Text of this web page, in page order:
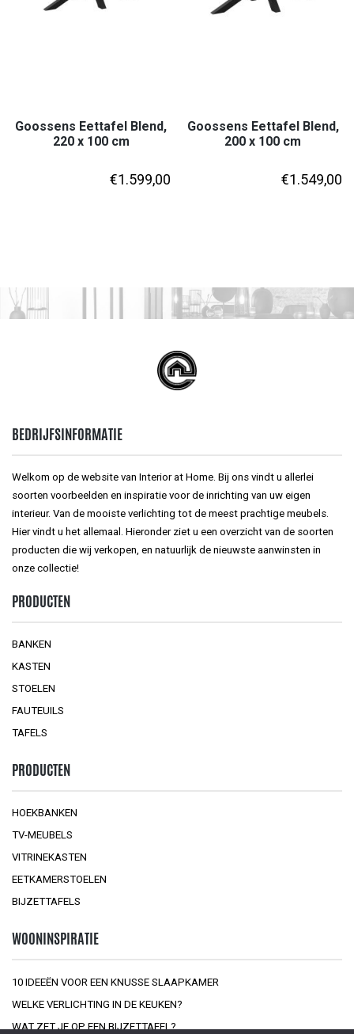
Goossens Eettafel Blend,
220 x 100 cm
€1.599,00
Goossens Eettafel Blend,
200 x 100 cm
€1.549,00
BEDRIJFSINFORMATIE
Welkom op de website van Interior at Home. Bij ons vindt u allerlei
soorten voorbeelden en inspiratie voor de inrichting van uw eigen
interieur. Van de mooiste verlichting tot de meest prachtige meubels.
Hier vindt u het allemaal. Hieronder ziet u een overzicht van de soorten
producten die wij verkopen, en natuurlijk de nieuwste aanwinsten in
onze collectie!
PRODUCTEN
BANKEN
KASTEN
STOELEN
FAUTEUILS
TAFELS
PRODUCTEN
HOEKBANKEN
TV-MEUBELS
VITRINEKASTEN
EETKAMERSTOELEN
BIJZETTAFELS
WOONINSPIRATIE
10 IDEEËN VOOR EEN KNUSSE SLAAPKAMER
WELKE VERLICHTING IN DE KEUKEN?
WAT ZET JE OP EEN BIJZETTAFEL?